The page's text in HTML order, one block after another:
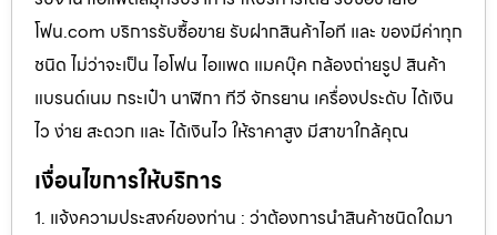
โฟน.com บริการรับซื้อขาย รับฝากสินค้าไอที และ ของมีค่าทุก
ชนิด ไม่ว่าจะเป็น ไอโฟน ไอแพด แมคบุ๊ค กล้องถ่ายรูป สินค้า
แบรนด์เนม กระเป๋า นาฬิกา ทีวี จักรยาน เครื่องประดับ ได้เงิน
ไว ง่าย สะดวก และ ได้เงินไว ให้ราคาสูง มีสาขาใกล้คุณ
เงื่อนไขการให้บริการ
1. แจ้งความประสงค์ของท่าน : ว่าต้องการนำสินค้าชนิดใดมา